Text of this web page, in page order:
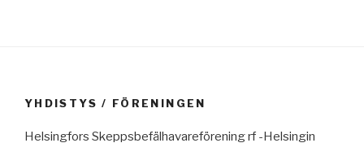
YHDISTYS / FÖRENINGEN
Helsingfors Skeppsbefälhavareförening rf -Helsingin